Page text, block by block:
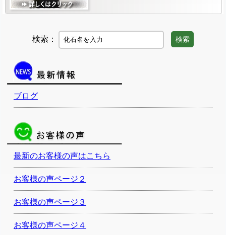
検索： 検索
ブログ
最新のお客様の声はこちら
お客様の声ページ２
お客様の声ページ３
お客様の声ページ４